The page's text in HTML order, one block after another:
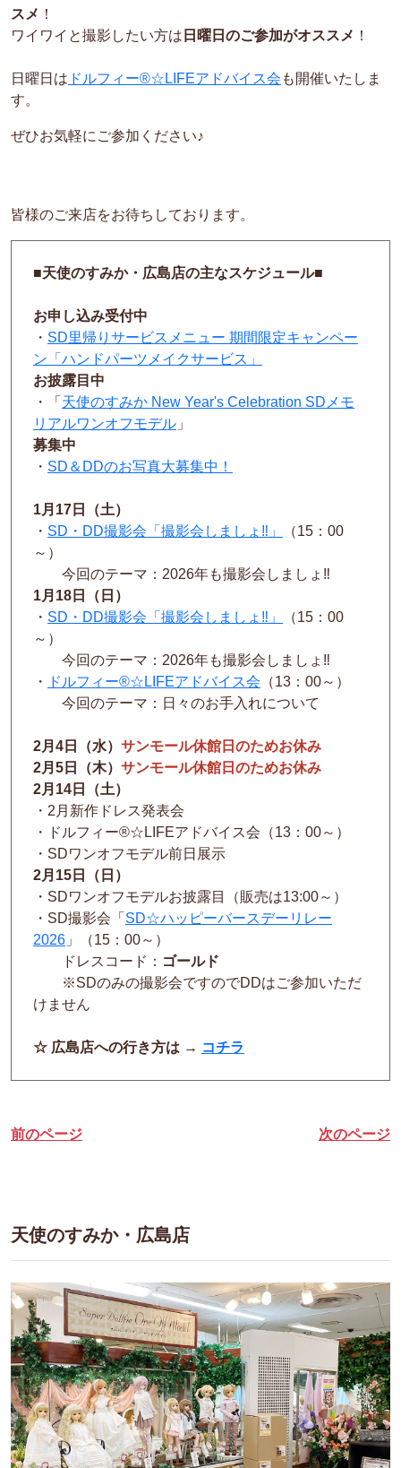
スメ ！
ワイワイと撮影したい方は 日曜日のご参加がオススメ ！
日曜日は ドルフィー®☆LIFEアドバイス会 も開催いたしま
す。
ぜひお気軽にご参加ください♪
皆様のご来店をお待ちしております。
■天使のすみか・広島店の主なスケジュール■
お申し込み受付中
・ SD里帰りサービスメニュー 期間限定キャンペー
ン「ハンドパーツメイクサービス」
お披露目中
・「 天使のすみか New Year's Celebration SDメモ
リアルワンオフモデル 」
募集中
・ SD＆DDのお写真大募集中！
1月17日（土）
・ SD・DD撮影会「撮影会しましょ‼」
（15：00
～）
今回のテーマ：2026年も撮影会しましょ‼
1月18日（日）
・ SD・DD撮影会「撮影会しましょ‼」
（15：00
～）
今回のテーマ：2026年も撮影会しましょ‼
・
ドルフィー®☆LIFEアドバイス会 （13：00～）
今回のテーマ：日々のお手入れについて
2月4日（水） サンモール休館日のためお休み
2月5日（木） サンモール休館日のためお休み
2月14日（土）
・2月新作ドレス発表会
・ドルフィー®☆LIFEアドバイス会（13：00～）
・SDワンオフモデル前日展示
2月15日（日）
・SDワンオフモデルお披露目（販売は13:00～）
・SD撮影会「 SD☆ハッピーバースデーリレー
2026 」（15：00～）
ドレスコード： ゴールド
※SDのみの撮影会ですのでDDはご参加いただ
けません
☆ 広島店への行き方は → コチラ
前のページ 次のページ
天使のすみか・広島店